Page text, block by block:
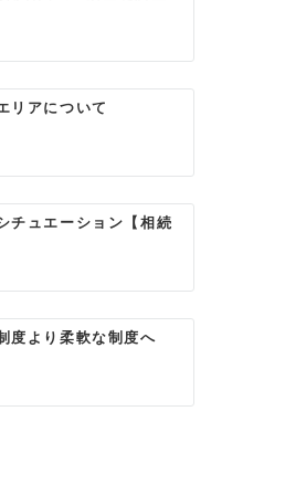
リアについて
チュエーション【相続
より柔軟な制度へ